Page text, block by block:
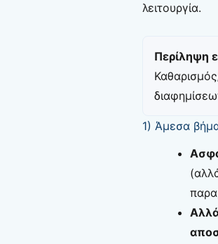
λειτουργία.
Περίληψη
1) Άμεσα